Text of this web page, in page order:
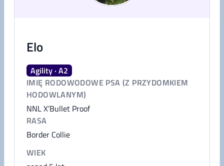
Elo
Agility · A2
IMIĘ RODOWODOWE PSA (Z PRZYDOMKIEM
HODOWLANYM)
NNL X’Bullet Proof
RASA
Border Collie
WIEK